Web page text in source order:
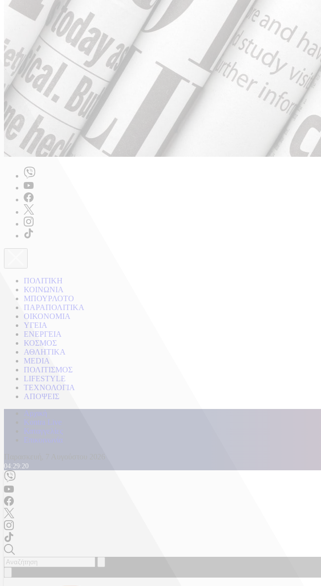
ΠΟΛΙΤΙΚΗ
ΚΟΙΝΩΝΙΑ
ΜΠΟΥΡΛΟΤΟ
ΠΑΡΑΠΟΛΙΤΙΚΑ
ΟΙΚΟΝΟΜΙΑ
ΥΓΕΙΑ
ΕΝΕΡΓΕΙΑ
ΚΟΣΜΟΣ
ΑΘΛΗΤΙΚΑ
MEDIA
ΠΟΛΙΤΙΣΜΟΣ
LIFESTYLE
ΤΕΧΝΟΛΟΓΙΑ
ΑΠΟΨΕΙΣ
Αρχική
Kontra Live
Καταγγελίες
Επικοινωνία
04:29:22